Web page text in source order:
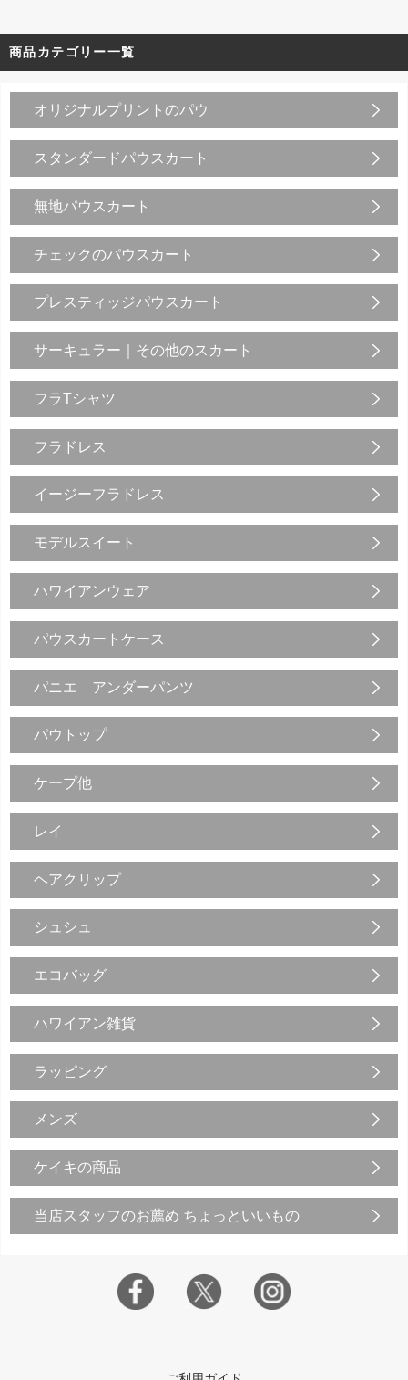
商品カテゴリー一覧
オリジナルプリントのパウ
スタンダードパウスカート
無地パウスカート
チェックのパウスカート
プレスティッジパウスカート
サーキュラー｜その他のスカート
フラTシャツ
フラドレス
イージーフラドレス
モデルスイート
ハワイアンウェア
パウスカートケース
パニエ アンダーパンツ
パウトップ
ケープ他
レイ
ヘアクリップ
シュシュ
エコバッグ
ハワイアン雑貨
ラッピング
メンズ
ケイキの商品
当店スタッフのお薦め ちょっといいもの